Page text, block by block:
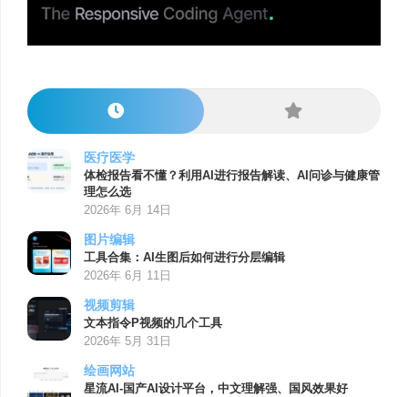
医疗医学
体检报告看不懂？利用AI进行报告解读、AI问诊与健康管
理怎么选
2026年 6月 14日
图片编辑
工具合集：AI生图后如何进行分层编辑
2026年 6月 11日
视频剪辑
文本指令P视频的几个工具
2026年 5月 31日
绘画网站
星流AI-国产AI设计平台，中文理解强、国风效果好